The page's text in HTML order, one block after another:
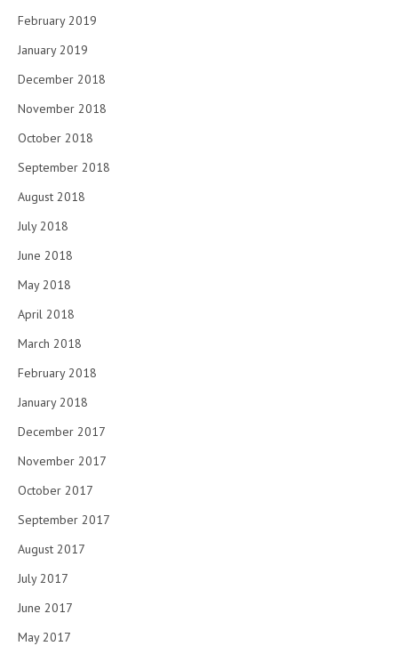
February 2019
January 2019
December 2018
November 2018
October 2018
September 2018
August 2018
July 2018
June 2018
May 2018
April 2018
March 2018
February 2018
January 2018
December 2017
November 2017
October 2017
September 2017
August 2017
July 2017
June 2017
May 2017